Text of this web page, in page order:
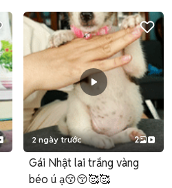
2 ngày trước 2
Gái Nhật lai trắng vàng
béo ú ạ😚😚🥰🥰